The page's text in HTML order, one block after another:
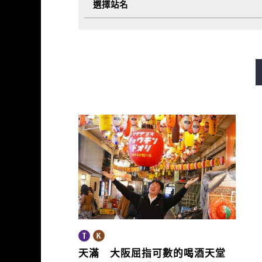
選擇站名
天滿 大阪屈指可數的喝酒天堂